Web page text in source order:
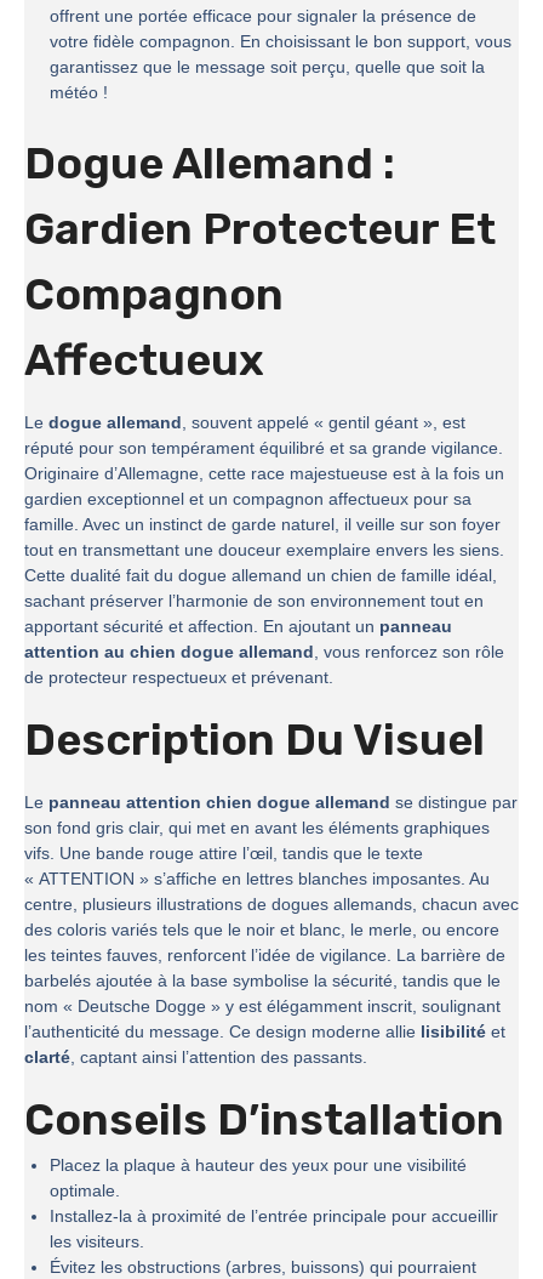
offrent une portée efficace pour signaler la présence de
votre fidèle compagnon. En choisissant le bon support, vous
garantissez que le message soit perçu, quelle que soit la
météo !
Dogue Allemand :
Gardien Protecteur Et
Compagnon
Affectueux
Le dogue allemand, souvent appelé « gentil géant », est
réputé pour son tempérament équilibré et sa grande vigilance.
Originaire d’Allemagne, cette race majestueuse est à la fois un
gardien exceptionnel et un compagnon affectueux pour sa
famille. Avec un instinct de garde naturel, il veille sur son foyer
tout en transmettant une douceur exemplaire envers les siens.
Cette dualité fait du dogue allemand un chien de famille idéal,
sachant préserver l’harmonie de son environnement tout en
apportant sécurité et affection. En ajoutant un panneau
attention au chien dogue allemand, vous renforcez son rôle
de protecteur respectueux et prévenant.
Description Du Visuel
Le panneau attention chien dogue allemand se distingue par
son fond gris clair, qui met en avant les éléments graphiques
vifs. Une bande rouge attire l’œil, tandis que le texte
« ATTENTION » s’affiche en lettres blanches imposantes. Au
centre, plusieurs illustrations de dogues allemands, chacun avec
des coloris variés tels que le noir et blanc, le merle, ou encore
les teintes fauves, renforcent l’idée de vigilance. La barrière de
barbelés ajoutée à la base symbolise la sécurité, tandis que le
nom « Deutsche Dogge » y est élégamment inscrit, soulignant
l’authenticité du message. Ce design moderne allie lisibilité et
clarté, captant ainsi l’attention des passants.
Conseils D’installation
Placez la plaque à hauteur des yeux pour une visibilité
optimale.
Installez-la à proximité de l’entrée principale pour accueillir
les visiteurs.
Évitez les obstructions (arbres, buissons) qui pourraient